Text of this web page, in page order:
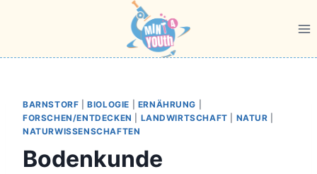
BARNSTORF |BIOLOGIE ERNÄHRUNG
FORSCHEN/ENTDECKEN
LANDWIRTSCHAFT NATUR
NATURWISSENSCHAFTEN
Bodenkunde